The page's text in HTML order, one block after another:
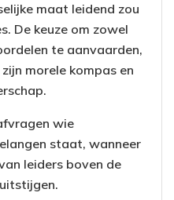
maat leidend zou
De keuze om zowel
te aanvaarden,
morele kompas en
wie
staat, wanneer
leiders boven de